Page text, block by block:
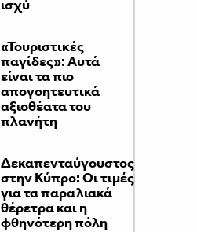
ισχύ
«Τουριστικές
παγίδες»: Αυτά
είναι τα πιο
απογοητευτικά
αξιοθέατα του
πλανήτη
Δεκαπενταύγουστος
στην Κύπρο: Οι τιμές
για τα παραλιακά
θέρετρα και η
φθηνότερη πόλη